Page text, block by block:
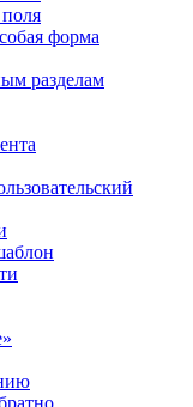
форма
разделам